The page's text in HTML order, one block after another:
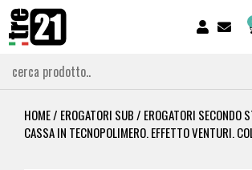
HOME/ EROGATORI SUB/ EROGATORI SECONDO
CASSA IN TECNOPOLIMERO. EFFETTO VENTURI.